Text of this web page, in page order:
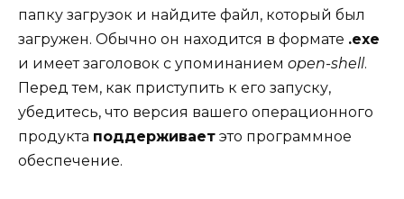
папку загрузок и найдите файл, который был
загружен. Обычно он находится в формате .exe
и имеет заголовок с упоминанием open-shell.
Перед тем, как приступить к его запуску,
убедитесь, что версия вашего операционного
продукта поддерживает это программное
обеспечение.